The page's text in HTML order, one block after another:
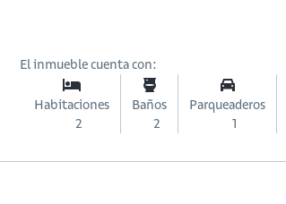
El inmueble cuenta con:
Habitaciones
2
Baños
2
Parqueaderos
1